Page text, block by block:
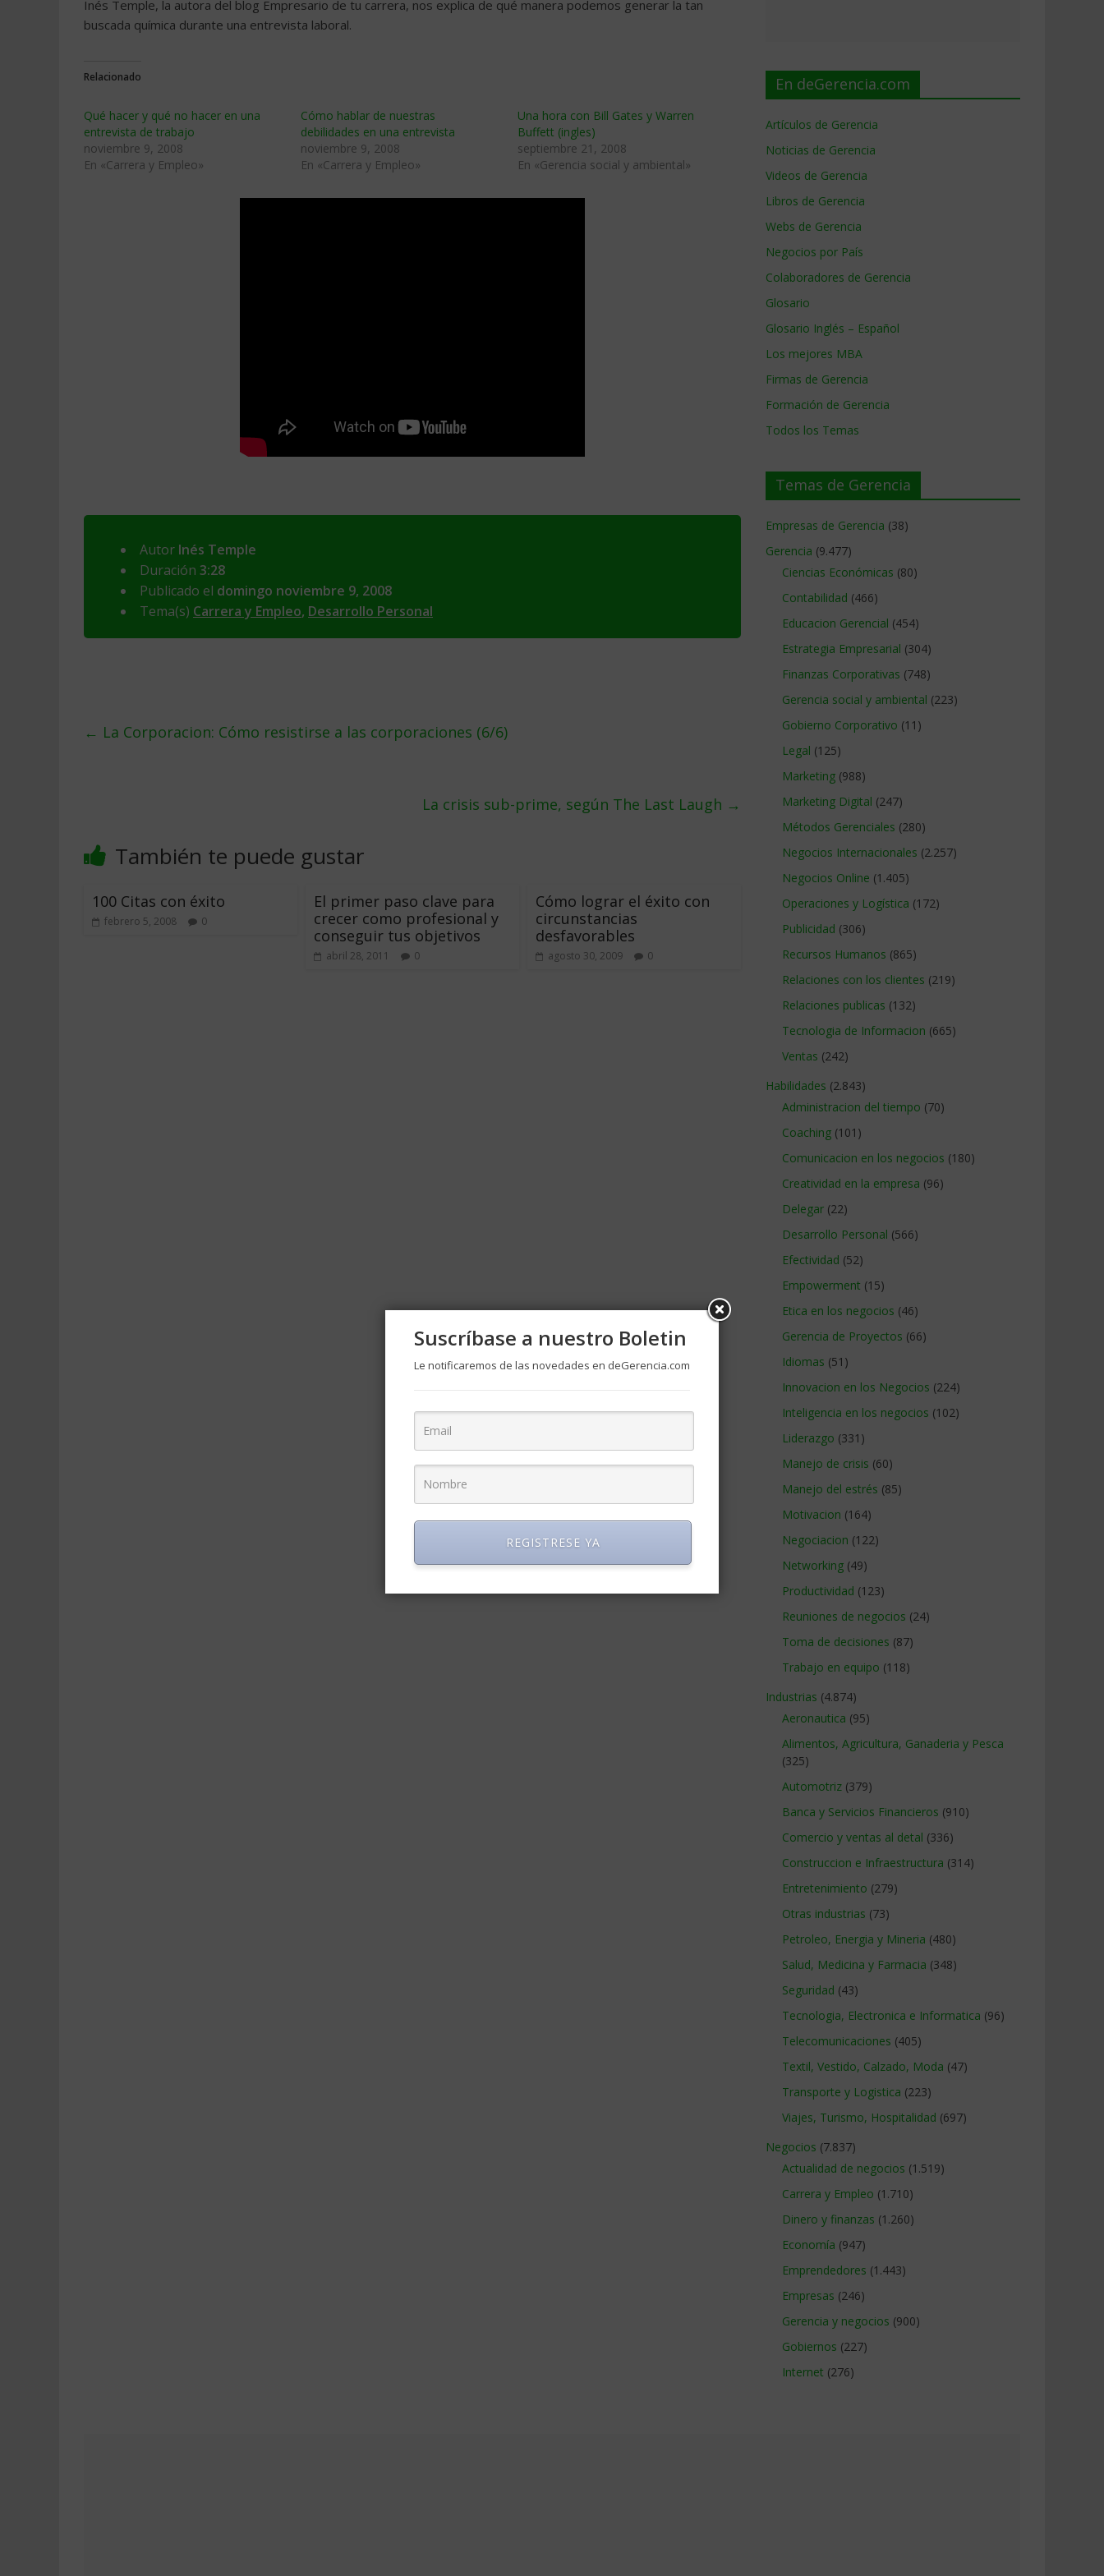
Inés Temple, la autora del blog Empresario de tu carrera, nos explica de qué manera podemos generar la tan
buscada química durante una entrevista laboral.
Relacionado
Qué hacer y qué no hacer en una
entrevista de trabajo
noviembre 9, 2008
En «Carrera y Empleo»
Cómo hablar de nuestras
debilidades en una entrevista
noviembre 9, 2008
En «Carrera y Empleo»
Una hora con Bill Gates y Warren
Buffett (ingles)
septiembre 21, 2008
En «Gerencia social y ambiental»
Autor Inés Temple
Duración 3:28
Publicado el domingo noviembre 9, 2008
Tema(s) Carrera y Empleo, Desarrollo Personal
← La Corporacion: Cómo resistirse a las corporaciones (6/6)
La crisis sub-prime, según The Last Laugh →
También te puede gustar
100 Citas con éxito
febrero 5, 2008 0
El primer paso clave para
crecer como profesional y
conseguir tus objetivos
abril 28, 2011 0
Cómo lograr el éxito con
circunstancias
desfavorables
agosto 30, 2009 0
En deGerencia.com
Artículos de Gerencia
Noticias de Gerencia
Videos de Gerencia
Libros de Gerencia
Webs de Gerencia
Negocios por País
Colaboradores de Gerencia
Glosario
Glosario Inglés – Español
Los mejores MBA
Firmas de Gerencia
Formación de Gerencia
Todos los Temas
Temas de Gerencia
Empresas de Gerencia (38)
Gerencia (9.477)
Ciencias Económicas (80)
Contabilidad (466)
Educacion Gerencial (454)
Estrategia Empresarial (304)
Finanzas Corporativas (748)
Gerencia social y ambiental (223)
Gobierno Corporativo (11)
Legal (125)
Marketing (988)
Marketing Digital (247)
Métodos Gerenciales (280)
Negocios Internacionales (2.257)
Negocios Online (1.405)
Operaciones y Logística (172)
Publicidad (306)
Recursos Humanos (865)
Relaciones con los clientes (219)
Relaciones publicas (132)
Tecnologia de Informacion (665)
Ventas (242)
Habilidades (2.843)
Administracion del tiempo (70)
Coaching (101)
Comunicacion en los negocios (180)
Creatividad en la empresa (96)
Delegar (22)
Desarrollo Personal (566)
Efectividad (52)
Empowerment (15)
Etica en los negocios (46)
Gerencia de Proyectos (66)
Idiomas (51)
Innovacion en los Negocios (224)
Inteligencia en los negocios (102)
Liderazgo (331)
Manejo de crisis (60)
Manejo del estrés (85)
Motivacion (164)
Negociacion (122)
Networking (49)
Productividad (123)
Reuniones de negocios (24)
Toma de decisiones (87)
Trabajo en equipo (118)
Industrias (4.874)
Aeronautica (95)
Alimentos, Agricultura, Ganaderia y Pesca
(325)
Automotriz (379)
Banca y Servicios Financieros (910)
Comercio y ventas al detal (336)
Construccion e Infraestructura (314)
Entretenimiento (279)
Otras industrias (73)
Petroleo, Energia y Mineria (480)
Salud, Medicina y Farmacia (348)
Seguridad (43)
Tecnologia, Electronica e Informatica (96)
Telecomunicaciones (405)
Textil, Vestido, Calzado, Moda (47)
Transporte y Logistica (223)
Viajes, Turismo, Hospitalidad (697)
Negocios (7.837)
Actualidad de negocios (1.519)
Carrera y Empleo (1.710)
Dinero y finanzas (1.260)
Economía (947)
Emprendedores (1.443)
Empresas (246)
Gerencia y negocios (900)
Gobiernos (227)
Internet (276)
Suscríbase a nuestro Boletin
Le notificaremos de las novedades en deGerencia.com
REGISTRESE YA